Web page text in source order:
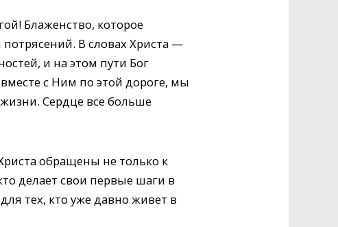
Блаженство, которое
В словах Христа —
и на этом пути Бог
с Ним по этой дороге, мы
Сердце все больше
обращены не только к
делает свои первые шаги в
тех, кто уже давно живет в